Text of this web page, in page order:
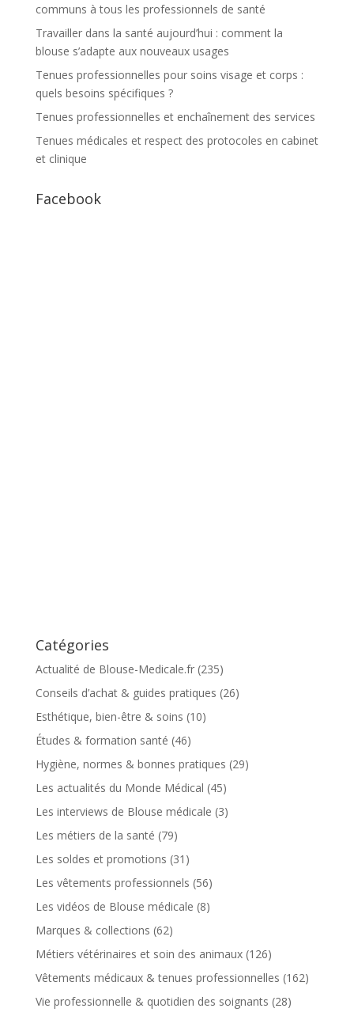
communs à tous les professionnels de santé
Travailler dans la santé aujourd’hui : comment la
blouse s’adapte aux nouveaux usages
Tenues professionnelles pour soins visage et corps :
quels besoins spécifiques ?
Tenues professionnelles et enchaînement des services
Tenues médicales et respect des protocoles en cabinet
et clinique
Facebook
Catégories
Actualité de Blouse-Medicale.fr(235)
Conseils d’achat & guides pratiques (26)
Esthétique, bien-être & soins (10)
Études & formation santé (46)
Hygiène, normes & bonnes pratiques (29)
Les actualités du Monde Médical (45)
Les interviews de Blouse médicale (3)
Les métiers de la santé (79)
Les soldes et promotions (31)
Les vêtements professionnels (56)
Les vidéos de Blouse médicale (8)
Marques & collections (62)
Métiers vétérinaires et soin des animaux(126)
Vêtements médicaux & tenues professionnelles (162)
Vie professionnelle & quotidien des soignants (28)